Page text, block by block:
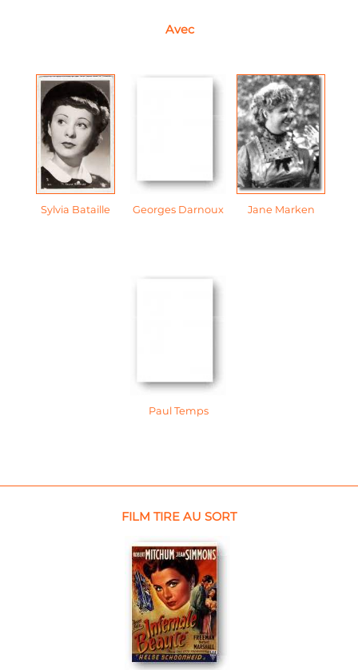
Avec
Sylvia Bataille Georges Darnoux Jane Marken
Paul Temps
FILM TIRE AU SORT